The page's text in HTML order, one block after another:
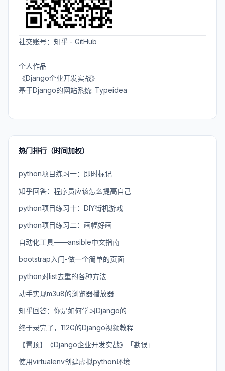
社交账号： 知乎 - GitHub
个人作品
《Django企业开发实战》
基于Django的网站系统: Typeidea
热门排行（时间加权）
python项目练习一：即时标记
知乎回答：程序员应该怎么提高自己
python项目练习十：DIY街机游戏
python项目练习二：画幅好画
自动化工具——ansible中文指南
bootstrap入门-做一个简单的页面
python对list去重的各种方法
动手实现m3u8的浏览器播放器
知乎回答：你是如何学习Django的
终于录完了，112G的Django视频教程
【置顶】《Django企业开发实战》「勘误」
使用virtualenv创建虚拟python环境